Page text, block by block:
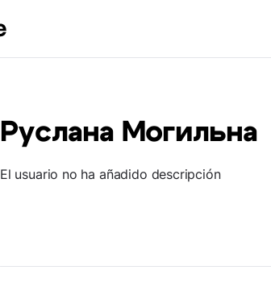
Руслана Могильна
El usuario no ha añadido descripción